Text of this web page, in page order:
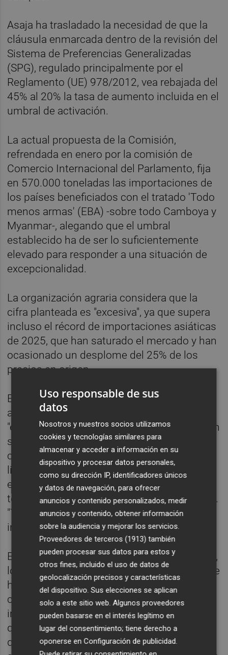
Asaja ha trasladado la necesidad de que la
cláusula enmarcada dentro de la revisión del
Sistema de Preferencias Generalizadas
(SPG), regulado principalmente por el
Reglamento (UE) 978/2012, vea rebajada del
45% al 20% la tasa de aumento incluida en el
umbral de activación.
La actual propuesta de la Comisión,
refrendada en enero por la comisión de
Comercio Internacional del Parlamento, fija
en 570.000 toneladas las importaciones de
los países beneficiados con el tratado 'Todo
menos armas' (EBA) -sobre todo Camboya y
Myanmar-, alegando que el umbral
establecido ha de ser lo suficientemente
elevado para responder a una situación de
excepcionalidad.
La organización agraria considera que la
cifra planteada es "excesiva", ya que supera
incluso el récord de importaciones asiáticas
de 2025, que han saturado el mercado y han
ocasionado un desplome del 25% de los
precios en origen.
En este contexto, recuerda que el sector
arrocero español ya sufre una situación de
"excepcionalidad, un auténtico desastre", con
stocks de arroz sin encontrar una salida
comercial digna y las cotizaciones en caída
libre. Así, arroceros e industriales coinciden
en que a partir de un umbral de 200.000
toneladas ya se producen efectos negativos.
"Todo lo que sea superar ese volumen será
ineficaz y un insulto al sector", ha indicado.
En respuesta a las reivindicaciones de Asaja,
los primeros europarlamentarios con los que
han mantenido reuniones se habrían
comprometido con la organización a
introducir una enmienda o apoyar alguna
que ya esté presentada en este sentido para
que la votación del pleno del Parlamento no
Uso responsable de sus
datos
Nosotros y nuestros socios utilizamos
cookies y tecnologías similares para
almacenar y acceder a información en su
dispositivo y procesar datos personales,
como su dirección IP, identificadores únicos
y datos de navegación, para ofrecer
anuncios y contenido personalizados, medir
anuncios y contenido, obtener información
sobre la audiencia y mejorar los servicios.
Proveedores de terceros (1913) también
pueden procesar sus datos para estos y
otros fines, incluido el uso de datos de
geolocalización precisos y características
del dispositivo. Sus elecciones se aplican
solo a este sitio web. Algunos proveedores
pueden basarse en el interés legítimo en
lugar del consentimiento; tiene derecho a
oponerse enConfiguración de publicidad